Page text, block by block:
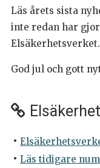
Läs årets sista
inte redan har
Elsäkerhetsverket.
God jul och gott
Läs tidigare